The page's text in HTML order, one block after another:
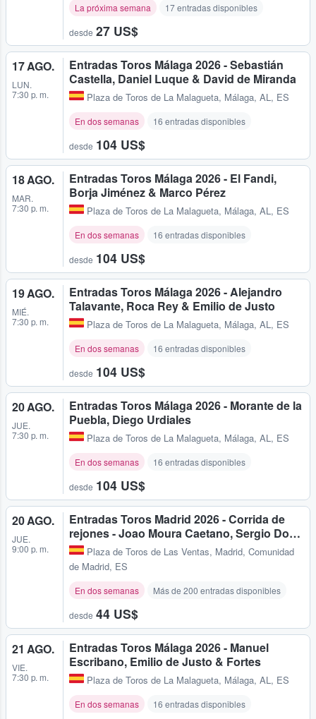
La próxima semana 17 entradas disponibles
desde 27 US$
17 AGO.
LUN.
7:30 p. m.
Entradas Toros Málaga 2026 - Sebastián
Castella, Daniel Luque & David de Miranda
Plaza de Toros de La Malagueta, Málaga, AL, ES
En dos semanas 16 entradas disponibles
desde 104 US$
18 AGO.
MAR.
7:30 p. m.
Entradas Toros Málaga 2026 - El Fandi,
Borja Jiménez & Marco Pérez
Plaza de Toros de La Malagueta, Málaga, AL, ES
En dos semanas 16 entradas disponibles
desde 104 US$
19 AGO.
MIÉ.
7:30 p. m.
Entradas Toros Málaga 2026 - Alejandro
Talavante, Roca Rey & Emilio de Justo
Plaza de Toros de La Malagueta, Málaga, AL, ES
En dos semanas 16 entradas disponibles
desde 104 US$
20 AGO.
JUE.
7:30 p. m.
Entradas Toros Málaga 2026 - Morante de la
Puebla, Diego Urdiales
Plaza de Toros de La Malagueta, Málaga, AL, ES
En dos semanas 16 entradas disponibles
desde 104 US$
20 AGO.
JUE.
9:00 p. m.
Entradas Toros Madrid 2026 - Corrida de
rejones - Joao Moura Caetano, Sergio Do…
Plaza de Toros de Las Ventas, Madrid, Comunidad
de Madrid, ES
En dos semanas Más de 200 entradas disponibles
desde 44 US$
21 AGO.
VIE.
7:30 p. m.
Entradas Toros Málaga 2026 - Manuel
Escribano, Emilio de Justo & Fortes
Plaza de Toros de La Malagueta, Málaga, AL, ES
En dos semanas 16 entradas disponibles